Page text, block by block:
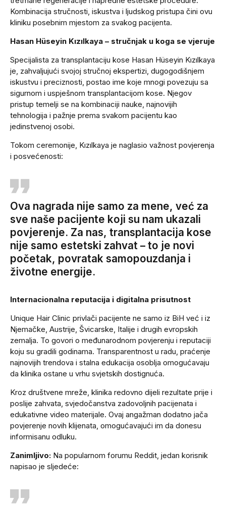
Kombinacija stručnosti, iskustva i ljudskog pristupa čini ovu
kliniku posebnim mjestom za svakog pacijenta.
Hasan Hüseyin Kızılkaya – stručnjak u koga se vjeruje
Specijalista za transplantaciju kose Hasan Hüseyin Kızılkaya
je, zahvaljujući svojoj stručnoj ekspertizi, dugogodišnjem
iskustvu i preciznosti, postao ime koje mnogi povezuju sa
sigurnom i uspješnom transplantacijom kose. Njegov
pristup temelji se na kombinaciji nauke, najnovijih
tehnologija i pažnje prema svakom pacijentu kao
jedinstvenoj osobi.
Tokom ceremonije, Kızılkaya je naglasio važnost povjerenja
i posvećenosti:
Ova nagrada nije samo za mene, već za
sve naše pacijente koji su nam ukazali
povjerenje. Za nas, transplantacija kose
nije samo estetski zahvat – to je novi
početak, povratak samopouzdanja i
životne energije.
Internacionalna reputacija i digitalna prisutnost
Unique Hair Clinic privlači pacijente ne samo iz BiH već i iz
Njemačke, Austrije, Švicarske, Italije i drugih evropskih
zemalja. To govori o međunarodnom povjerenju i reputaciji
koju su gradili godinama. Transparentnost u radu, praćenje
najnovijih trendova i stalna edukacija osoblja omogućavaju
da klinika ostane u vrhu svjetskih dostignuća.
Kroz društvene mreže, klinika redovno dijeli rezultate prije i
poslije zahvata, svjedočanstva zadovoljnih pacijenata i
edukativne video materijale. Ovaj angažman dodatno jača
povjerenje novih klijenata, omogućavajući im da donesu
informisanu odluku.
Zanimljivo: Na popularnom forumu Reddit, jedan korisnik
napisao je sljedeće: